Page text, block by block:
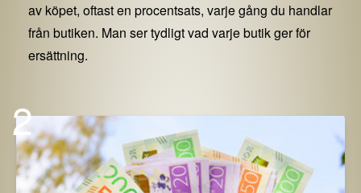
av köpet, oftast en procentsats, varje gång du handlar
från butiken. Man ser tydligt vad varje butik ger för
ersättning.
2